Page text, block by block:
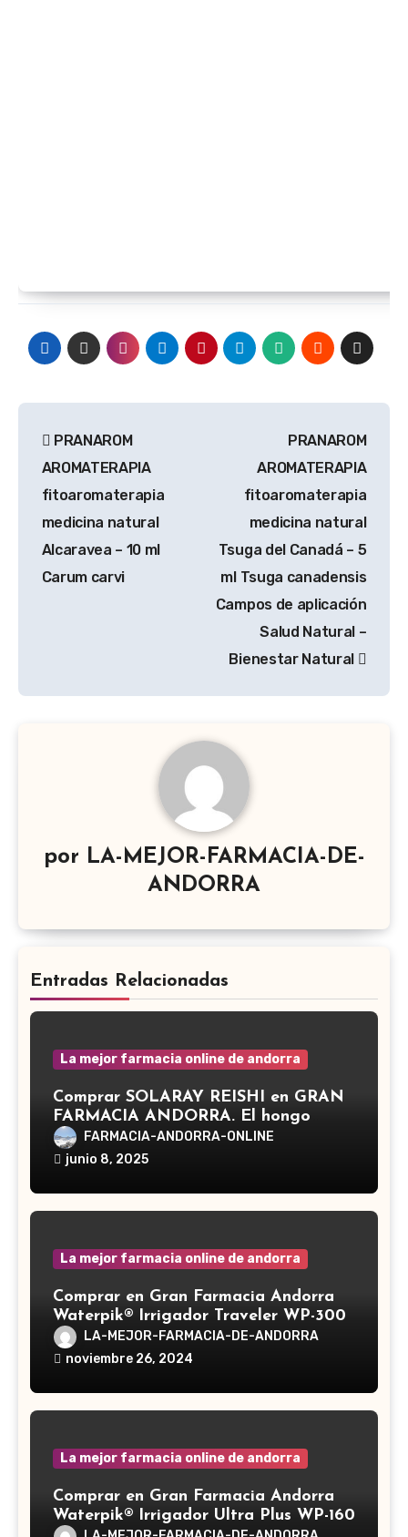
de
entradas
PRANAROM
AROMATERAPIA
fitoaromaterapia
medicina natural
Alcaravea – 10 ml
Carum carvi
PRANAROM
AROMATERAPIA
fitoaromaterapia
medicina natural
Tsuga del Canadá – 5
ml Tsuga canadensis
Campos de aplicación
Salud Natural –
Bienestar Natural
por LA-MEJOR-FARMACIA-DE-
ANDORRA
Entradas Relacionadas
La mejor farmacia online de andorra
Comprar SOLARAY REISHI en GRAN
FARMACIA ANDORRA. El hongo
Reishi, cuyo nombre científico es
Ganoderma lucidum, es un hongo
en la medicina tradicional asiática
FARMACIA-ANDORRA-ONLINE
junio 8, 2025
La mejor farmacia online de andorra
Comprar en Gran Farmacia Andorra
Waterpik® Irrigador Traveler WP-300
LA-MEJOR-FARMACIA-DE-ANDORRA
noviembre 26, 2024
La mejor farmacia online de andorra
Comprar en Gran Farmacia Andorra
Waterpik® Irrigador Ultra Plus WP-160